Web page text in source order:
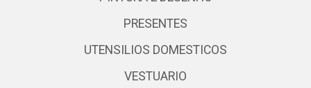
PRESENTES
UTENSILIOS DOMESTICOS
VESTUARIO